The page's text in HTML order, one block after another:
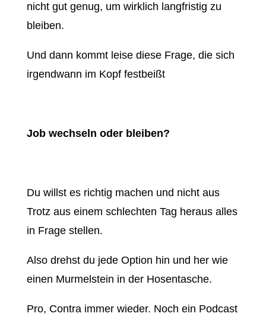
nicht gut genug, um wirklich langfristig zu
bleiben.
Und dann kommt leise diese Frage, die sich
irgendwann im Kopf festbeißt
Job wechseln oder bleiben?
Du willst es richtig machen und nicht aus
Trotz aus einem schlechten Tag heraus alles
in Frage stellen.
Also drehst du jede Option hin und her wie
einen Murmelstein in der Hosentasche.
Pro, Contra immer wieder. Noch ein Podcast